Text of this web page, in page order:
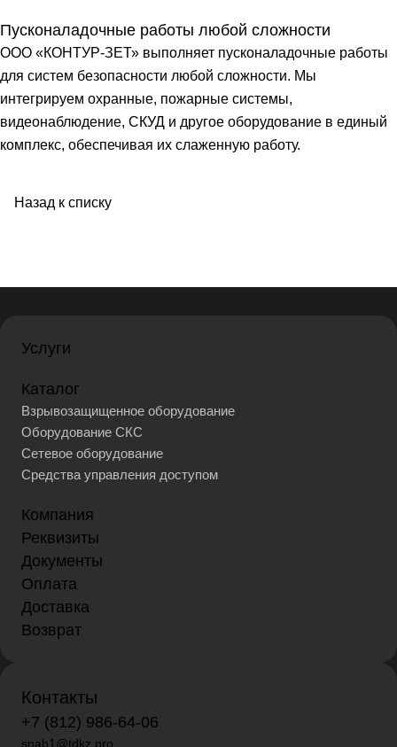
Пусконаладочные работы любой сложности
ООО «КОНТУР-ЗЕТ» выполняет пусконаладочные работы
для систем безопасности любой сложности. Мы
интегрируем охранные, пожарные системы,
видеонаблюдение, СКУД и другое оборудование в единый
комплекс, обеспечивая их слаженную работу.
Назад к списку
Услуги
Каталог
Взрывозащищенное оборудование
Оборудование СКС
Сетевое оборудование
Средства управления доступом
Компания
Реквизиты
Документы
Оплата
Доставка
Возврат
Контакты
+7 (812) 986-64-06
snab1@tdkz.pro